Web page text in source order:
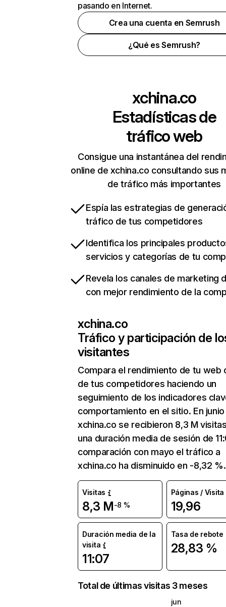
pasando en Internet.
Crea una cuenta en Semrush
¿Qué es Semrush?
xchina.co
Estadísticas de
tráfico web
Consigue una instantánea del
online de xchina.co consultando sus
de tráfico más importantes
Espía las estrategias de
tráfico de tus competidores
Identifica los principales
servicios y categorías de tu
Revela los canales de marketing
con mejor rendimiento de la
xchina.co
Tráfico y participación de
visitantes
Compara el rendimiento de tu web
de tus competidores haciendo un
seguimiento de los indicadores
comportamiento en el sitio. En junio
xchina.co se recibieron 8,3 M
una duración media de sesión de
comparación con mayo el tráfico a
xchina.co ha disminuido en -8,32 %.
Visitas
8,3 M-8 %
Páginas / Visita
19,96
Duración media de la
visita
11:07
Tasa de rebote
28,83 %
Total de últimas visitas 3 meses
jun